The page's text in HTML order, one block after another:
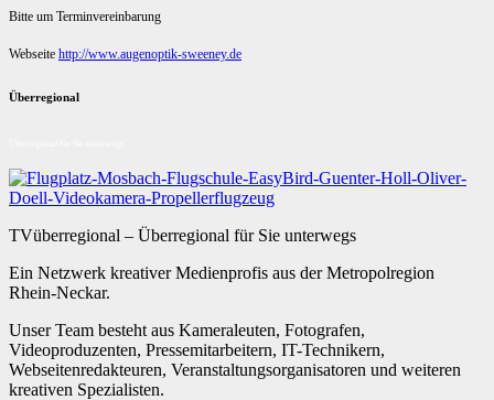
Bitte um Terminvereinbarung
Webseite http://www.augenoptik-sweeney.de
Überregional
TVüberregional – Überregional für Sie unterwegs
Ein Netzwerk kreativer Medienprofis aus der Metropolregion
Rhein-Neckar.
Unser Team besteht aus Kameraleuten, Fotografen,
Videoproduzenten, Pressemitarbeitern, IT-Technikern,
Webseitenredakteuren, Veranstaltungsorganisatoren und weiteren
kreativen Spezialisten.